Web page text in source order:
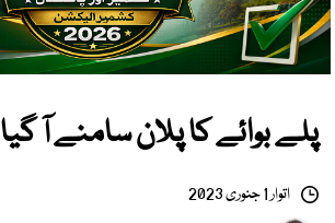
پلے بوائے کا پلان سامنے آ گیا
اتوار 1 جنوری 2023